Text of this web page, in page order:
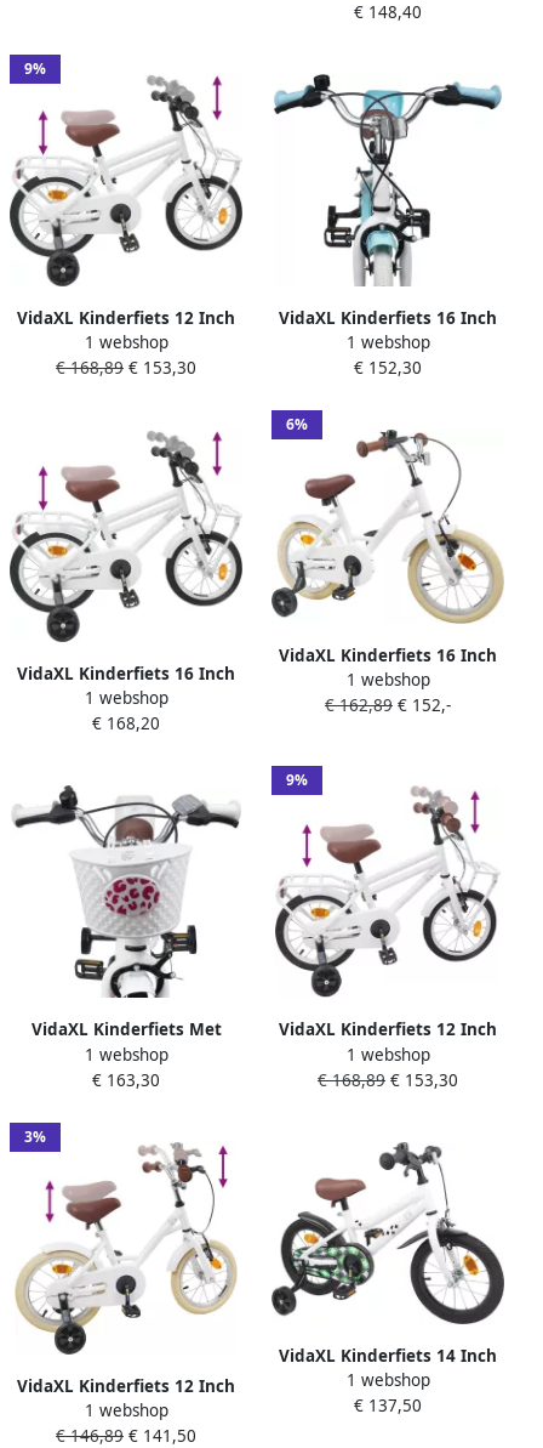
€ 148,40
9%
VidaXL Kinderfiets 12 Inch
voor 2-4 jaar oud Wit
1 webshop
€ 168,89 € 153,30
VidaXL Kinderfiets 16 Inch
voor 4-6 jaar oud Wit
1 webshop
€ 152,30
VidaXL Kinderfiets 16 Inch
voor 4-6 jaar oud Wit
1 webshop
€ 168,20
6%
VidaXL Kinderfiets 16 Inch
voor 4-6 jaar oud Wit
1 webshop
€ 162,89 € 152,-
VidaXL Kinderfiets Met
Zijwieltjes 16 Inch voor 4-6
jaar oud Wit
1 webshop
€ 163,30
9%
VidaXL Kinderfiets 12 Inch
voor 2-4 jaar oud Wit
1 webshop
€ 168,89 € 153,30
3%
VidaXL Kinderfiets 12 Inch
voor 2-4 jaar oud Wit
1 webshop
€ 146,89 € 141,50
VidaXL Kinderfiets 14 Inch
voor 3-5 jaar oud Wit
1 webshop
€ 137,50